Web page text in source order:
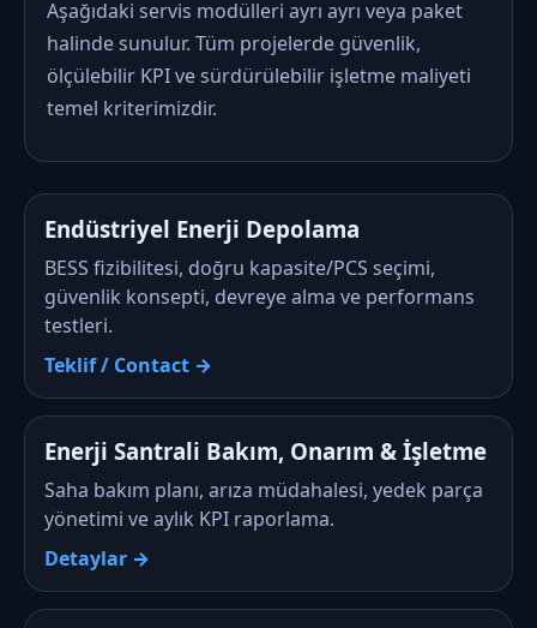
Aşağıdaki servis modülleri ayrı ayrı veya paket
halinde sunulur. Tüm projelerde güvenlik,
ölçülebilir KPI ve sürdürülebilir işletme maliyeti
temel kriterimizdir.
Endüstriyel Enerji Depolama
BESS fizibilitesi, doğru kapasite/PCS seçimi,
güvenlik konsepti, devreye alma ve performans
testleri.
Teklif / Contact →
Enerji Santrali Bakım, Onarım & İşletme
Saha bakım planı, arıza müdahalesi, yedek parça
yönetimi ve aylık KPI raporlama.
Detaylar →